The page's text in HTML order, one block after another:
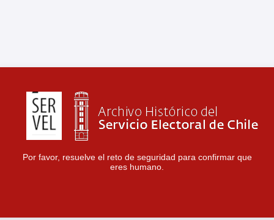
Por favor, resuelve el reto de seguridad para confirmar que
eres humano.